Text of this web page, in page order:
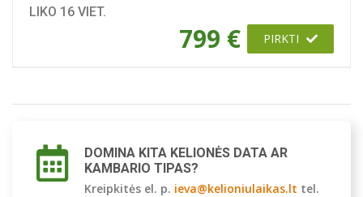
LIKO 16 VIET.
799 € PIRKTI
DOMINA KITA KELIONĖS DATA AR
KAMBARIO TIPAS?
Kreipkitės el. p. ieva@kelioniulaikas.lt tel.